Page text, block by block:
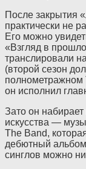
После закрытия
практически не
Его можно
«Взгляд в
транслировали
(второй сезон
полнометражном
он исполнил
Зато он набирает
искусства —
The Band,
дебютный
синглов можно